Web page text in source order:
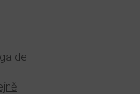
de